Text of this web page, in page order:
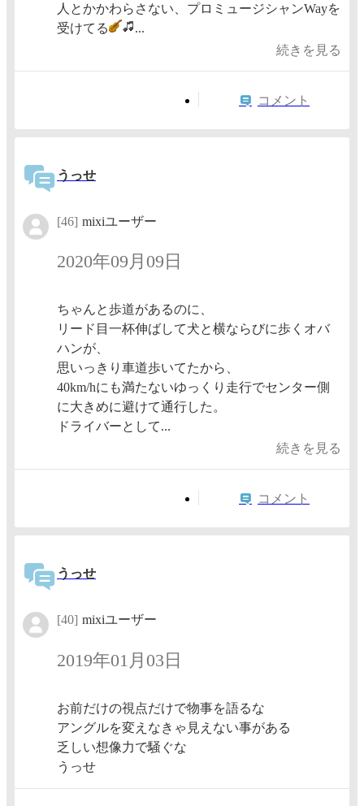
人とかかわらさない、プロミュージシャンWayを
受けてる
...
続きを見る
コメント
うっせ
[46] mixiユーザー
2020年09月09日
ちゃんと歩道があるのに、
リード目一杯伸ばして犬と横ならびに歩くオバ
ハンが、
思いっきり車道歩いてたから、
40km/hにも満たないゆっくり走行でセンター側
に大きめに避けて通行した。
ドライバーとして...
続きを見る
コメント
うっせ
[40] mixiユーザー
2019年01月03日
お前だけの視点だけで物事を語るな
アングルを変えなきゃ見えない事がある
乏しい想像力で騒ぐな
うっせ